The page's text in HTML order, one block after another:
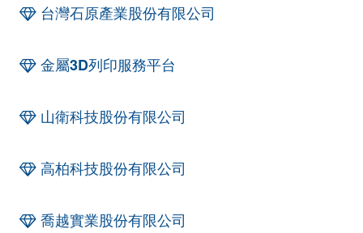
台灣石原產業股份有限公司
金屬3D列印服務平台
山衛科技股份有限公司
高柏科技股份有限公司
喬越實業股份有限公司